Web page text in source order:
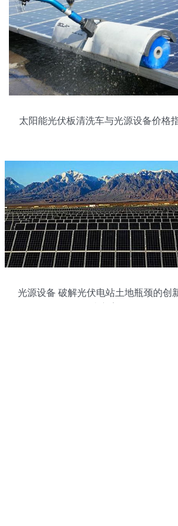
太阳能光伏板清洗车与光源设备价格
光源设备 破解光伏电站土地瓶颈的创